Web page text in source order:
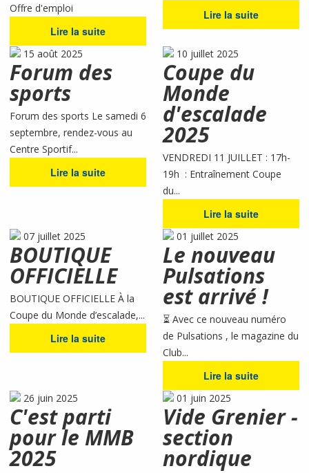
Offre d'emploi
Lire la suite
Lire la suite
15 août 2025
Forum des
sports
Forum des sports Le samedi 6
septembre, rendez-vous au
Centre Sportif...
Lire la suite
10 juillet 2025
Coupe du
Monde
d'escalade
2025
VENDREDI 11 JUILLET : 17h-
19h : Entraînement Coupe
du...
Lire la suite
07 juillet 2025
BOUTIQUE
OFFICIELLE
BOUTIQUE OFFICIELLE À la
Coupe du Monde d’escalade,...
Lire la suite
01 juillet 2025
Le nouveau
Pulsations
est arrivé !
⏳ Avec ce nouveau numéro
de Pulsations , le magazine du
Club...
Lire la suite
26 juin 2025
C'est parti
pour le MMB
2025
01 juin 2025
Vide Grenier -
section
nordique